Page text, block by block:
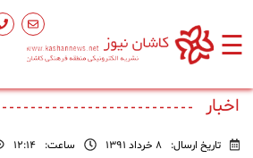
☰
اصلی
اخبار
تاریخ ارسال: 8 خرداد 1391 ساعت: ۱۲:۱۴